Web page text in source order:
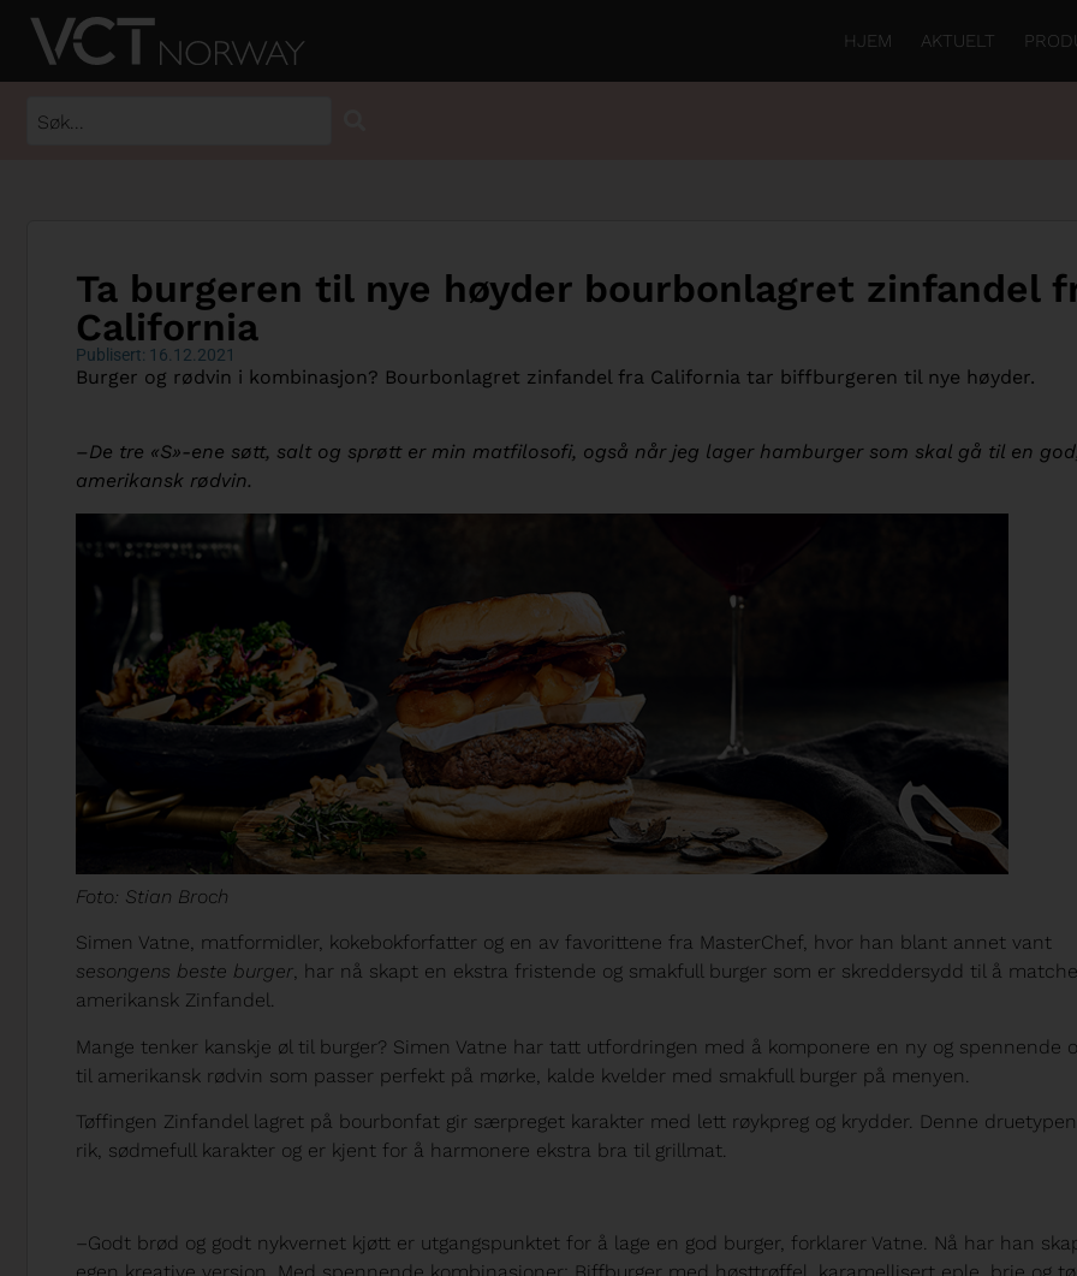
HJEM AKTUELT
Ta burgeren til nye høyder bourbonlagret zinfandel
California
Publisert: 16.12.2021
Burger og rødvin i kombinasjon? Bourbonlagret zinfandel fra California tar biffburgeren til nye høyder.
–De tre «S»-ene søtt, salt og sprøtt er min matfilosofi, også når jeg lager hamburger som skal gå til en
amerikansk rødvin.
Foto: Stian Broch
Simen Vatne, matformidler, kokebokforfatter og en av favorittene fra MasterChef, hvor han blant annet vant
sesongens beste burger, har nå skapt en ekstra fristende og smakfull burger som er skreddersydd til å matche
amerikansk Zinfandel.
Mange tenker kanskje øl til burger? Simen Vatne har tatt utfordringen med å komponere en ny og spennende
til amerikansk rødvin som passer perfekt på mørke, kalde kvelder med smakfull burger på menyen.
Tøffingen Zinfandel lagret på bourbonfat gir særpreget karakter med lett røykpreg og krydder. Denne
rik, sødmefull karakter og er kjent for å harmonere ekstra bra til grillmat.
­­–Godt brød og godt nykvernet kjøtt er utgangspunktet for å lage en god burger, forklarer Vatne. Nå har han